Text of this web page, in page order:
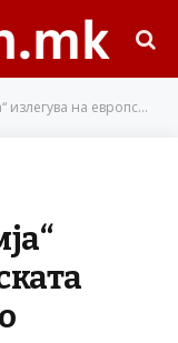
гостува во Националниот театар во Будимпешта